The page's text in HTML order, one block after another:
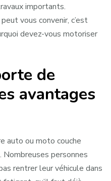
importants.
vous convenir, c’est
devez-vous motoriser
de
avantages
auto ou moto couche
Nombreuses personnes
rentrer leur véhicule dans